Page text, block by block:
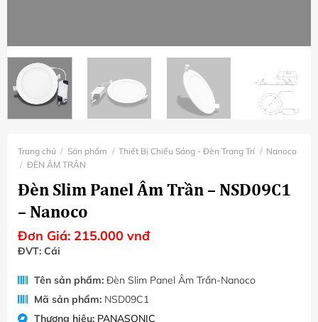
Trang chủ / Sản phẩm / Thiết Bị Chiếu Sáng - Đèn Trang Trí / Nanoco
/ ĐÈN ÂM TRÂN
Đèn Slim Panel Âm Trần – NSD09C1
– Nanoco
Đơn Giá: 215.000 vnđ
ĐVT: Cái
Tên sản phẩm:Đèn Slim Panel Âm Trần-Nanoco
Mã sản phẩm:NSD09C1
Thương hiệu: PANASONIC